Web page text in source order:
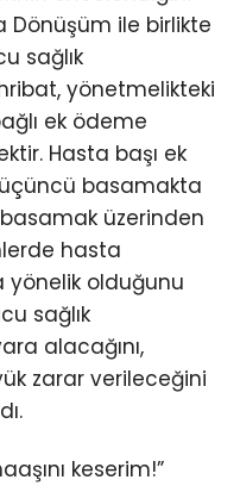
Dönüşüm ile birlikte
sağlık
yönetmelikteki
ek ödeme
Hasta başı ek
basamakta
basamak üzerinden
hasta
yönelik olduğunu
sağlık
alacağını,
zarar verileceğini
keserim!”